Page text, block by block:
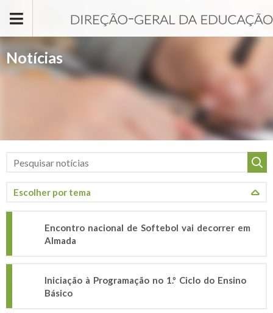
Notícias
Encontro nacional de Softebol vai decorrer em
Almada
Iniciação à Programação no 1.º Ciclo do Ensino
Básico